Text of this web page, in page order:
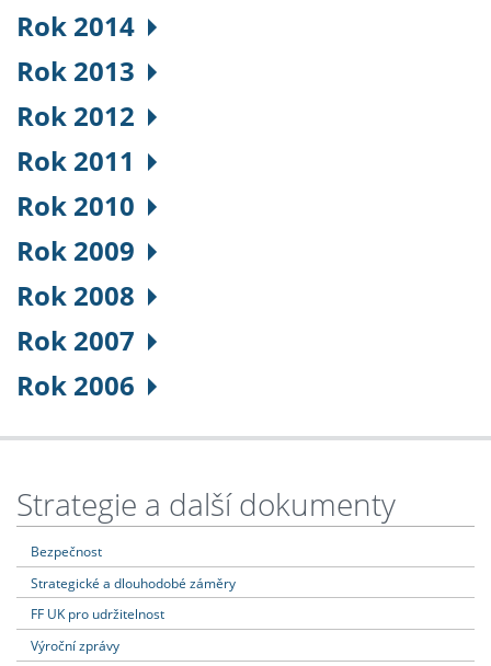
Rok 2014
Rok 2013
Rok 2012
Rok 2011
Rok 2010
Rok 2009
Rok 2008
Rok 2007
Rok 2006
Strategie a další dokumenty
Bezpečnost
Strategické a dlouhodobé záměry
FF UK pro udržitelnost
Výroční zprávy